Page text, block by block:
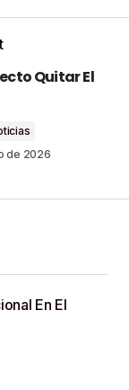
Y Sitio
Quitar El
de 2026
En El